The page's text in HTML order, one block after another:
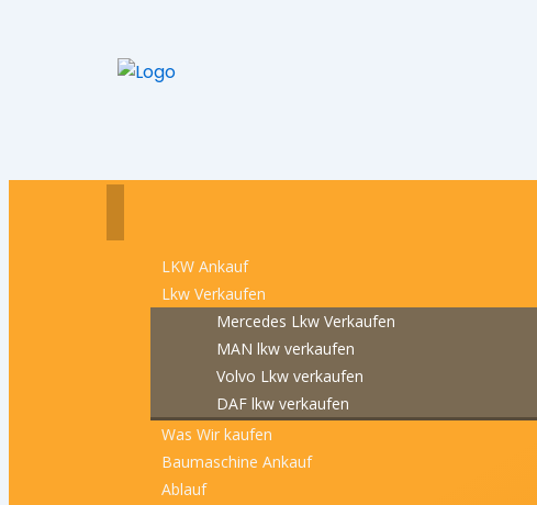
LKW Ankauf
Lkw Verkaufen
Mercedes Lkw Verkaufen
MAN lkw verkaufen
Volvo Lkw verkaufen
DAF lkw verkaufen
Was Wir kaufen
Baumaschine Ankauf
Ablauf